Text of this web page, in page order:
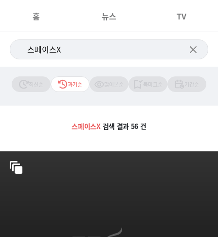
홈 뉴스 TV
과거순
스페이스X검색 결과 56 건